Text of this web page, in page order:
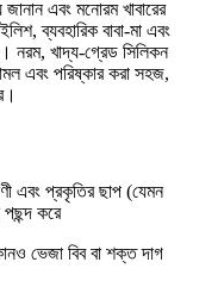
এবং মনোরম খাবারের
ব্যবহারিক বাবা-মা এবং
নরম, খাদ্য-গ্রেড সিলিকন
এবং পরিষ্কার করা সহজ,
এবং প্রকৃতির ছাপ (যেমন
করে
ভেজা বিব বা শক্ত দাগ